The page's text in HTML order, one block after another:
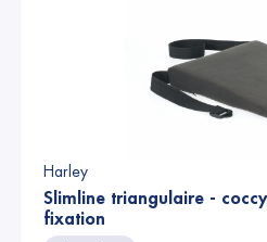
Harley
Slimline triangulaire -
fixation